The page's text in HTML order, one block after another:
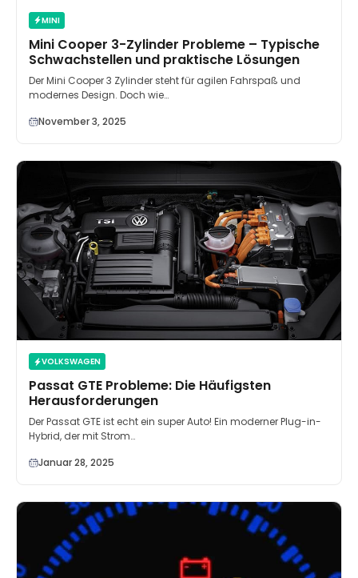
MINI
Mini Cooper 3-Zylinder Probleme – Typische
Schwachstellen und praktische Lösungen
Der Mini Cooper 3 Zylinder steht für agilen Fahrspaß und
modernes Design. Doch wie…
November 3, 2025
VOLKSWAGEN
Passat GTE Probleme: Die Häufigsten
Herausforderungen
Der Passat GTE ist echt ein super Auto! Ein moderner Plug-in-
Hybrid, der mit Strom…
Januar 28, 2025